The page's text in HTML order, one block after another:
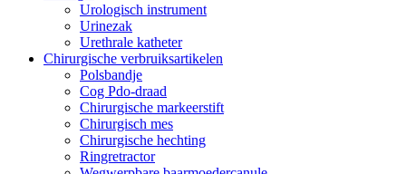
Urologisch instrument
Urinezak
Urethrale katheter
Chirurgische verbruiksartikelen
Polsbandje
Cog Pdo-draad
Chirurgische markeerstift
Chirurgisch mes
Chirurgische hechting
Ringretractor